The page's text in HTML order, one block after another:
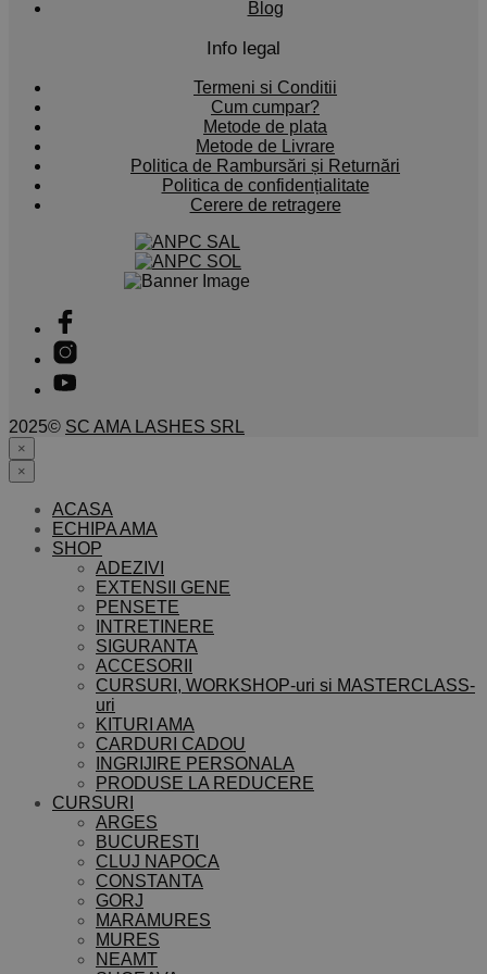
Blog
Info legal
Termeni si Conditii
Cum cumpar?
Metode de plata
Metode de Livrare
Politica de Rambursări și Returnări
Politica de confidențialitate
Cerere de retragere
2025© SC AMA LASHES SRL
×
×
ACASA
ECHIPA AMA
SHOP
ADEZIVI
EXTENSII GENE
PENSETE
INTRETINERE
SIGURANTA
ACCESORII
CURSURI, WORKSHOP-uri si MASTERCLASS-
uri
KITURI AMA
CARDURI CADOU
INGRIJIRE PERSONALA
PRODUSE LA REDUCERE
CURSURI
ARGES
BUCURESTI
CLUJ NAPOCA
CONSTANTA
GORJ
MARAMURES
MURES
NEAMT